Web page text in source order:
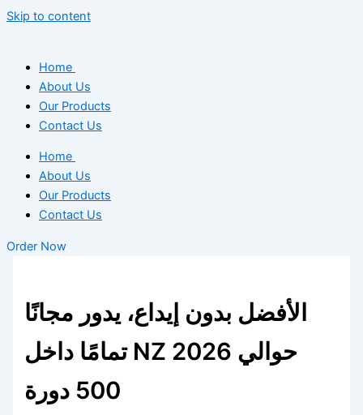
Skip to content
Home
About Us
Our Products
Contact Us
Home
About Us
Our Products
Contact Us
Order Now
الأفضل بدون إيداع، يدور مجانًا
تمامًا داخل NZ 2026 حوالي
500 دورة